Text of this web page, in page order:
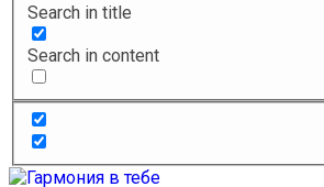
Search in title
Search in content